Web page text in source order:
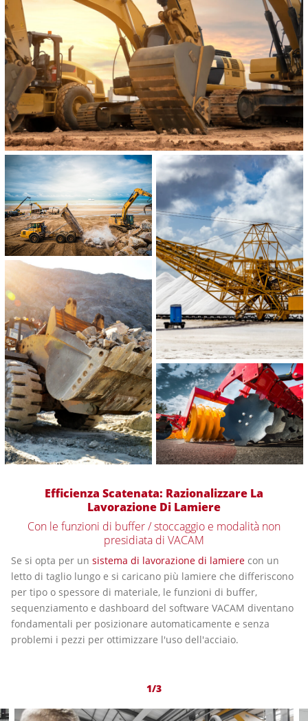
Efficienza Scatenata: Razionalizzare La
Lavorazione Di Lamiere
Con le funzioni di buffer / stoccaggio e modalità non
presidiata di VACAM
Se si opta per un sistema di lavorazione di lamiere con un
letto di taglio lungo e si caricano più lamiere che differiscono
per tipo o spessore di materiale, le funzioni di buffer,
sequenziamento e dashboard del software VACAM diventano
fondamentali per posizionare automaticamente e senza
problemi i pezzi per ottimizzare l'uso dell'acciaio.
1/3